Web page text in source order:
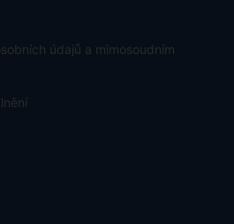
údajů a mimosoudním